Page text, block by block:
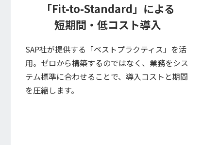
「Fit-to-Standard」による
短期間・低コスト導入
SAP社が提供する「ベストプラクティス」を活
用。ゼロから構築するのではなく、業務をシス
テム標準に合わせることで、導入コストと期間
を圧縮します。